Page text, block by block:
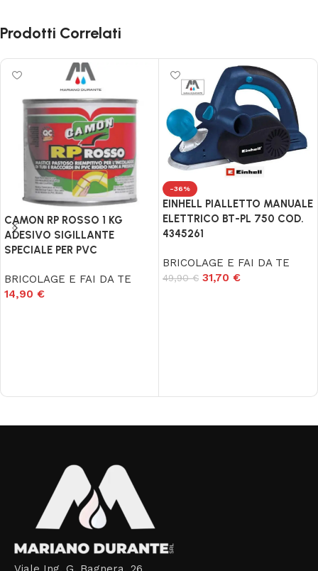
Prodotti Correlati
CAMON RP ROSSO 1 KG
ADESIVO SIGILLANTE
SPECIALE PER PVC
BRICOLAGE E FAI DA TE
14,90 €
-36%
EINHELL PIALLETTO MANUALE
ELETTRICO BT-PL 750 COD.
4345261
BRICOLAGE E FAI DA TE
49,90€ 31,70 €